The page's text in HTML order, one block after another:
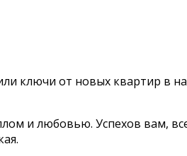
ключи от новых квартир в
и любовью. Успехов вам,